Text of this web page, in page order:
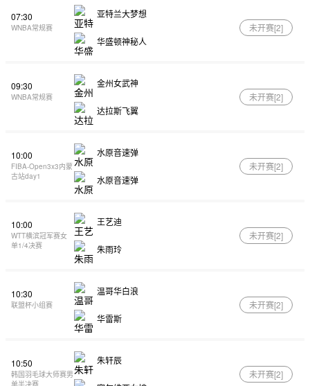
07:30
WNBA常规赛
亚特兰大梦想
华盛顿神秘人
未开赛[2]
09:30
WNBA常规赛
金州女武神
达拉斯飞翼
未开赛[2]
10:00
FIBA-Open3x3内蒙
古站day1
水原音速弹
水原音速弹
未开赛[2]
10:00
WTT横滨冠军赛女
单1/4决赛
王艺迪
朱雨玲
未开赛[2]
10:30
联盟杯小组赛
温哥华白浪
华雷斯
未开赛[2]
10:50
韩国羽毛球大师赛男
单半决赛
朱轩辰
未开赛[2]